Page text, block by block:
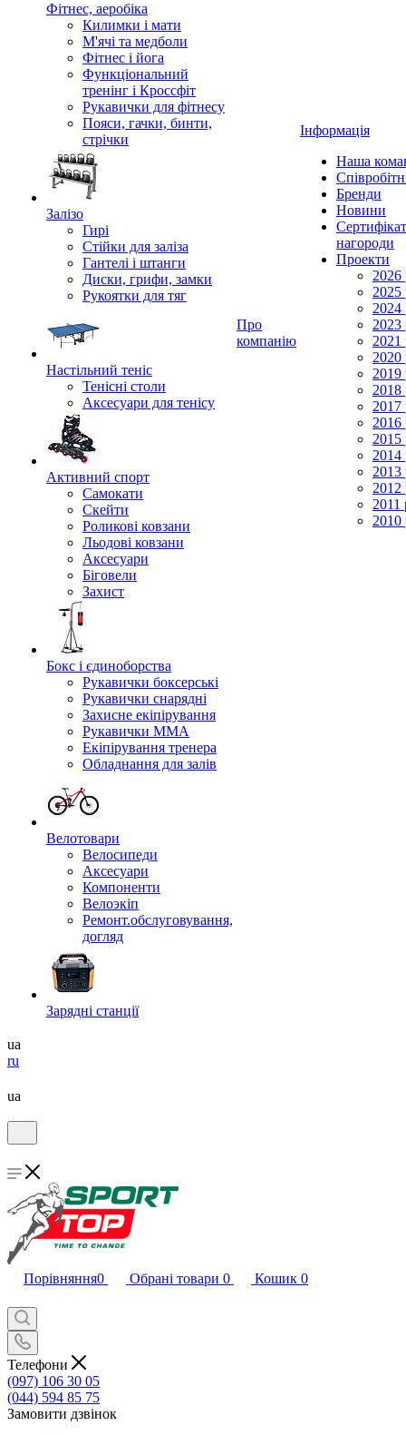
Фітнес, аеробіка
Килимки і мати
М'ячі та медболи
Фітнес і йога
Функціональний
тренінг і Кроссфіт
Рукавички для фітнесу
Пояси, гачки, бинти,
стрічки
Залізо
Гирі
Стійки для заліза
Гантелі і штанги
Диски, грифи, замки
Рукоятки для тяг
Настільний теніс
Тенісні столи
Аксесуари для тенісу
Активний спорт
Самокати
Скейти
Роликові ковзани
Льодові ковзани
Аксесуари
Біговели
Захист
Бокс і єдиноборства
Рукавички боксерські
Рукавички снарядні
Захисне екіпірування
Рукавички ММА
Екіпірування тренера
Обладнання для залів
Велотовари
Велосипеди
Аксесуари
Компоненти
Велоэкіп
Ремонт.обслуговування,
догляд
Зарядні станції
Про
компанію
Інформація
Наша
Бренди
Новини
нагороди
Проекти
2026
2025
2024
2023
2021
2020
2019
2018
2017
2016
2015
2014
2013
2012
2011
2010
ua
ru
ua
Порівняння0 Обрані товари 0 Кошик 0
Телефони
(097) 106 30 05
(044) 594 85 75
Замовити дзвінок